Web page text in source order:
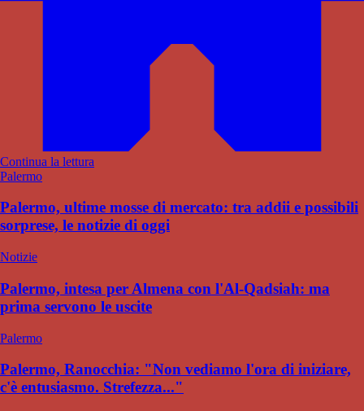
Continua la lettura
Palermo
Palermo, ultime mosse di mercato: tra addii e possibili
sorprese, le notizie di oggi
Notizie
Palermo, intesa per Almena con l'Al-Qadsiah: ma
prima servono le uscite
Palermo
Palermo, Ranocchia: "Non vediamo l'ora di iniziare,
c'è entusiasmo. Strefezza..."